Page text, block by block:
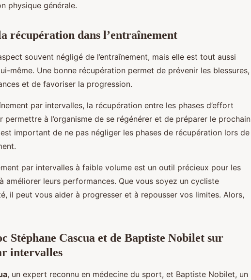
physique générale.
récupération dans l’entraînement
souvent négligé de l’entraînement, mais elle est tout aussi
même. Une bonne récupération permet de prévenir les blessures,
et de favoriser la progression.
par intervalles, la récupération entre les phases d’effort
permettre à l’organisme de se régénérer et de préparer le prochain
important de ne pas négliger les phases de récupération lors de
par intervalles à faible volume est un outil précieux pour les
améliorer leurs performances. Que vous soyez un cycliste
il peut vous aider à progresser et à repousser vos limites. Alors,
Stéphane Cascua et de Baptiste Nobilet sur
intervalles
, un expert reconnu en médecine du sport, et Baptiste Nobilet, un